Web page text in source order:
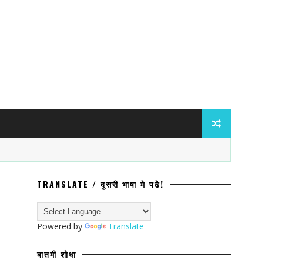
TRANSLATE / दुसरी भाषा मे पढे!
Powered by Translate
बातमी शोधा